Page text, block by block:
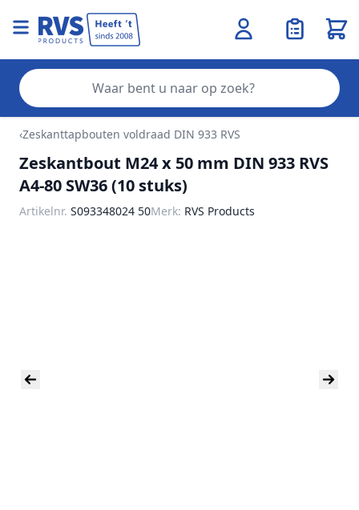
Ga naar de inhoud
‹Zeskanttapbouten voldraad DIN 933 RVS
Zeskantbout M24 x 50 mm DIN 933 RVS
A4-80 SW36 (10 stuks)
Artikelnr. S093348024 50Merk: RVS Products